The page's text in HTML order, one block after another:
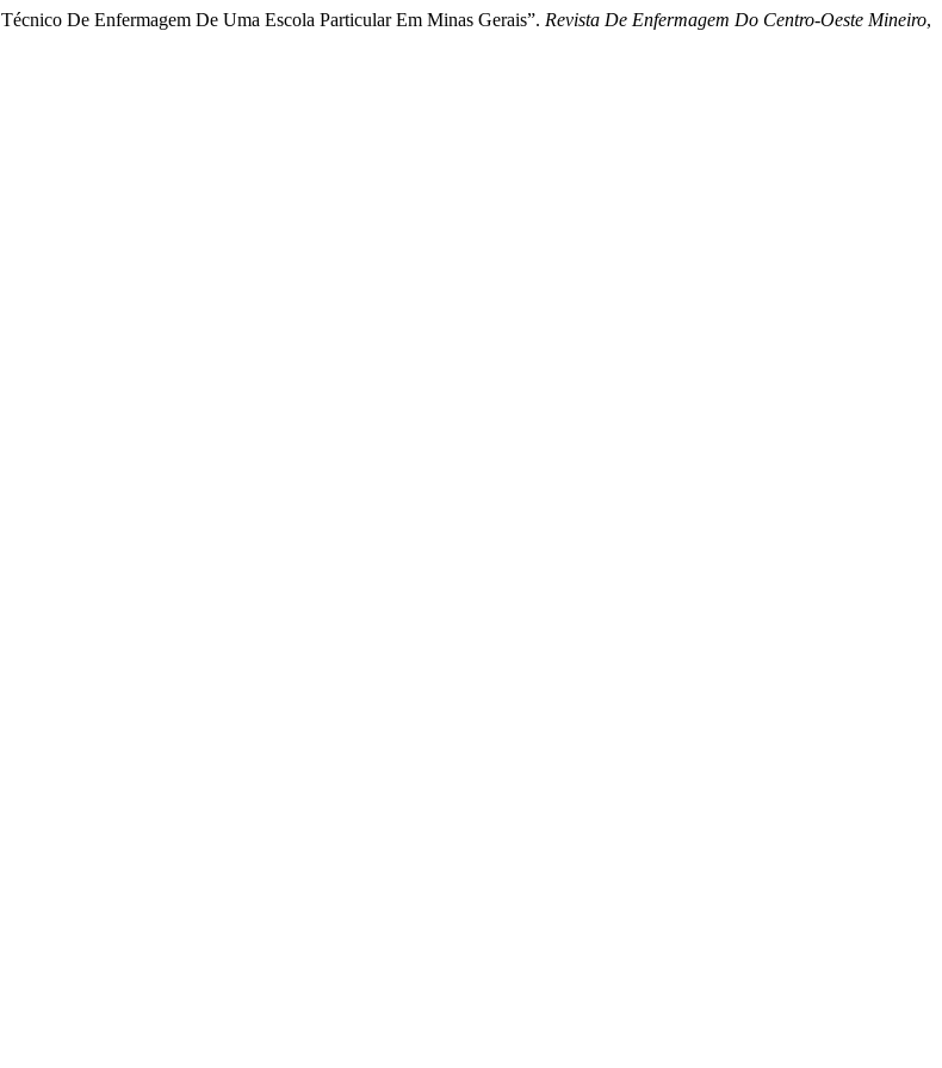
De Enfermagem De Uma Escola Particular Em Minas Gerais”. Revista De Enfermagem Do Centro-Oeste Mineiro,